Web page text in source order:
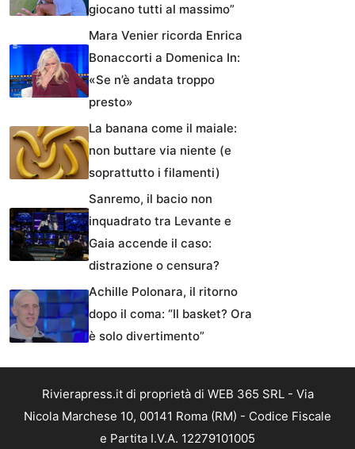
giocano tutti al massimo”
Mara Venier ricorda Enrica
Bonaccorti a Domenica In:
«Se n’è andata troppo
presto»
La banana come il maiale:
non buttare via niente (e
soprattutto i filamenti)
Sanremo, il bacio non
inquadrato tra Levante e
Gaia accende il caso:
distrazione o censura?
Achille Polonara, il ritorno
dopo il coma: “Il basket? Ora
è solo divertimento”
Rivierapress.it di proprietà di WEB 365 SRL - Via
Nicola Marchese 10, 00141 Roma (RM) - Codice Fiscale
e Partita I.V.A. 12279101005